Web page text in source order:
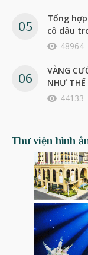
Tổng
cô dâu
48964
VÀNG
NHƯ THẾ
44133
Thư viện hình